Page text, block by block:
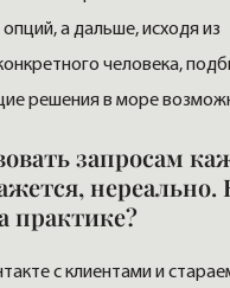
а дальше, исходя из
человека,
решения в море
запросам
нереально.
практике?
с клиентами и